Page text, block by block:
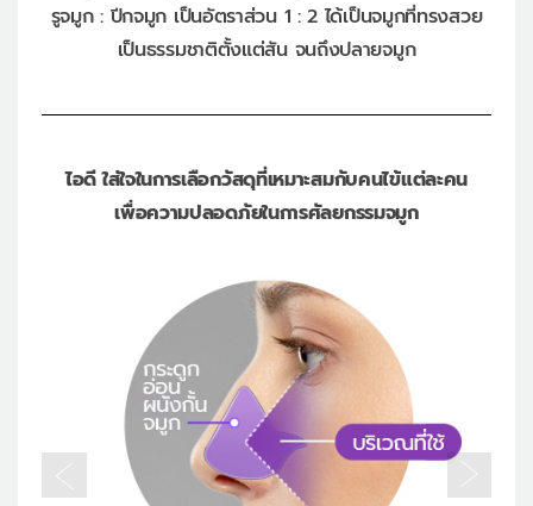
รูจมูก : ปีกจมูก เป็นอัตราส่วน 1 : 2 ได้เป็นจมูกที่ทรงสวย
เป็นธรรมชาติตั้งแต่สัน จนถึงปลายจมูก
ไอดี ใส่ใจในการเลือกวัสดุที่เหมาะสมกับคนไข้แต่ละคน
เพื่อความปลอดภัยในการศัลยกรรมจมูก